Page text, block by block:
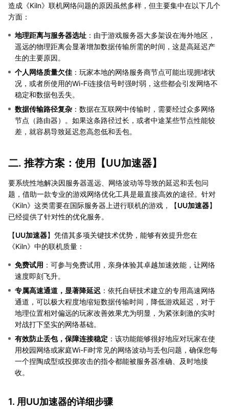
造成《Kiln》联机网络问题的原因虽然多样，但主要集中在以下几个
方面：
地理距离与服务器选址 ：由于游戏服务器大多架设在海外地区，
遥远的物理距离会显著增加数据传输所需的时间，这是高延迟产
生的主要原因。
个人网络质量欠佳 ：玩家本地的网络服务商节点可能出现拥堵状
况，或者所使用的Wi-Fi连接信号时强时弱，这些都会引发网络不
稳定和数据包丢失。
数据传输路径复杂 ：数据在互联网中传输时，需要经过众多网络
节点（路由器）。如果这条路径过长，或者中途某些节点性能较
差，就容易导致延迟忽高忽低和丢包。
二. 推荐方案：使用【UU加速器】
要系统性地解决因服务器遥远、网络波动等导致的延迟和丢包问
题，借助一款专业的游戏网络优化工具是最直接高效的途径。针对
《Kiln》这类需要在国际服务器上进行联机的游戏，【UU加速器】
已经提供了针对性的优化服务。
【UU加速器】凭借其多项关键技术优势，能够有效提升您在
《Kiln》中的联机质量：
免费试用 ：可参与免费试用，亲身体验其卓越加速效能，让网络
速度即刻飞升。
专属高速通道，显著降延迟 ：依托自研技术建立的专用高速网络
通道，可以极大程度地缩短数据传输时间，降低游戏延迟，对于
地理位置相对偏远的玩家改善效果尤为明显，为紧张刺激的实时
对战打下坚实的网络基础。
有效防止丢包，保障连接稳定 ：该功能能够很好地应对玩家在使
用校园网络或家庭Wi-Fi时常见的网络波动与丢包问题，确保您每
一个捏陶成型或投掷攻击的指令都能被服务器准确、及时地接
收。
1. 用UU加速器的详细步骤